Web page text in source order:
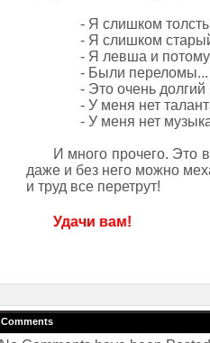
- Я слишком
- Я слишком
- Я левша и
- Были переломы...
- Это очень долгий
- У меня нет
- У меня нет
И много прочего. Это
даже и без него можно
и труд все перетрут!
Удачи вам!
Comments